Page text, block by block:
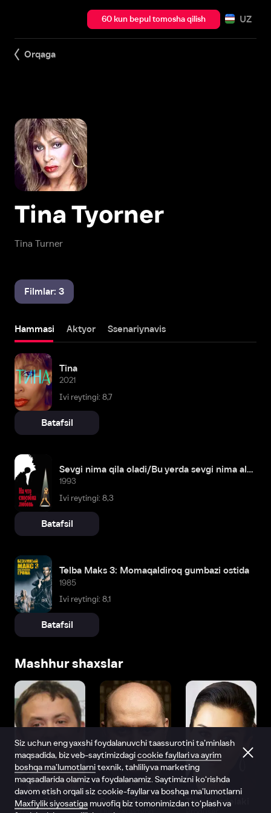
60 kun bepul tomosha qilish UZ
Orqaga
Tina Turner
Tina Tyorner
Filmlar: 3
Hammasi Aktyor Ssenariynavis
Tina
2021
Ivi reytingi: 8,7
Batafsil
Sevgi nima qila oladi/Bu yerda sevgi nima aloqasi bor?
1993
Ivi reytingi: 8,3
Batafsil
Telba Maks 3: Momaqaldiroq gumbazi ostida
1985
Ivi reytingi: 8,1
Batafsil
Mashhur shaxslar
Vitaliy Shlyappo Sergey Burunov Tina Kandelaki
Siz uchun eng yaxshi foydalanuvchi taassurotini ta’minlash
maqsadida, biz veb-saytimizdagicookie fayllari va ayrim
boshqa ma’lumotlarnitexnik, tahliliy va marketing
maqsadlarida olamiz va foydalanamiz. Saytimizni ko‘rishda
davom etish orqali siz cookie-fayllar va boshqa ma’lumotlarni
Maxfiylik siyosatiga muvofiq biz tomonimizdan to‘plash va